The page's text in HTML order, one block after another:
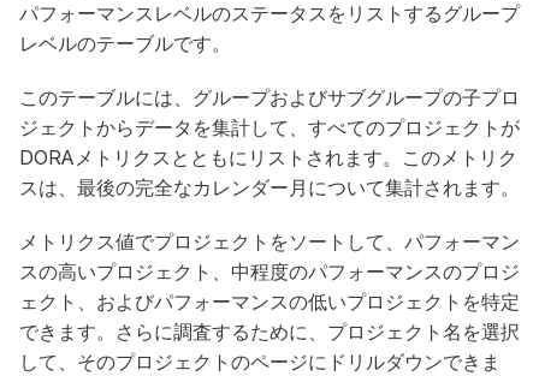
パフォーマンスレベルのステータスをリストするグループ
レベルのテーブルです。
このテーブルには、グループおよびサブグループの子プロ
ジェクトからデータを集計して、すべてのプロジェクトが
DORAメトリクスとともにリストされます。このメトリク
スは、最後の完全なカレンダー月について集計されます。
メトリクス値でプロジェクトをソートして、パフォーマン
スの高いプロジェクト、中程度のパフォーマンスのプロジ
ェクト、およびパフォーマンスの低いプロジェクトを特定
できます。さらに調査するために、プロジェクト名を選択
して、そのプロジェクトのページにドリルダウンできま